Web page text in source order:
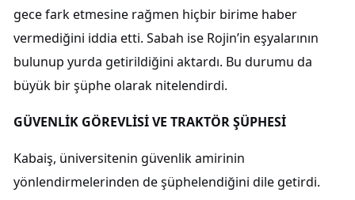
gece fark etmesine rağmen hiçbir birime haber
vermediğini iddia etti. Sabah ise Rojin’in eşyalarının
bulunup yurda getirildiğini aktardı. Bu durumu da
büyük bir şüphe olarak nitelendirdi.
GÜVENLİK GÖREVLİSİ VE TRAKTÖR ŞÜPHESİ
Kabaiş, üniversitenin güvenlik amirinin
yönlendirmelerinden de şüphelendiğini dile getirdi.